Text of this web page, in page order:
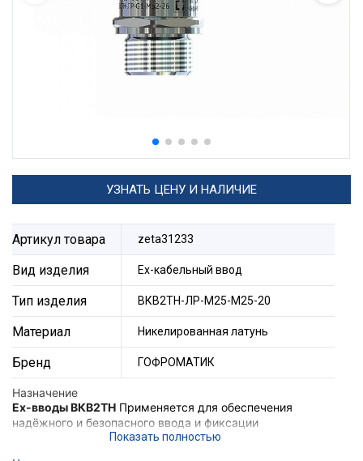
УЗНАТЬ ЦЕНУ И НАЛИЧИЕ
Артикул товара zeta31233
Вид изделия Ех-кабельный ввод
Тип изделия ВКВ2ТН-ЛР-М25-М25-20
Материал Никелированная латунь
Бренд ГОФРОМАТИК
Назначение
Ex-вводы ВКВ2ТН Применяется для обеспечения
надёжного и безопасного ввода и фиксации
небронированного кабеля, проложенного в трубе в